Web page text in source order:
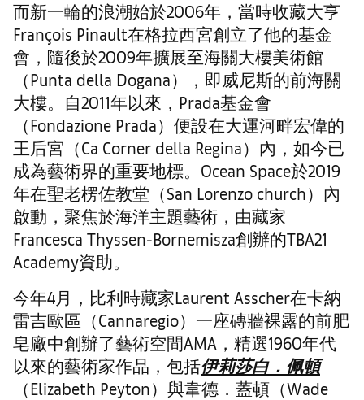
而新一輪的浪潮始於2006年，當時收藏大亨
François Pinault在格拉西宮創立了他的基金
會，隨後於2009年擴展至海關大樓美術館
（Punta della Dogana），即威尼斯的前海關
大樓。自2011年以來，Prada基金會
（Fondazione Prada）便設在大運河畔宏偉的
王后宮（Ca Corner della Regina）內，如今已
成為藝術界的重要地標。Ocean Space於2019
年在聖老楞佐教堂（San Lorenzo church）內
啟動，聚焦於海洋主題藝術，由藏家
Francesca Thyssen-Bornemisza創辦的TBA21
Academy資助。
今年4月，比利時藏家Laurent Asscher在卡納
雷吉歐區（Cannaregio）一座磚牆裸露的前肥
皂廠中創辦了藝術空間AMA，精選1960年代
以來的藝術家作品，包括伊莉莎白．佩頓
（Elizabeth Peyton）與韋德．蓋頓（Wade